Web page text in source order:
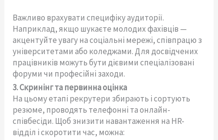
Важливо врахувати специфіку аудиторії.
Наприклад, якщо шукаєте молодих фахівців —
акцентуйте увагу на соціальні мережі, співпрацю з
університетами або коледжами. Для досвідчених
працівників можуть бути дієвими спеціалізовані
форуми чи професійні заходи.
3. Скринінг та первинна оцінка
На цьому етапі рекрутери збирають і сортують
резюме, проводять телефонні та онлайн-
співбесіди. Щоб знизити навантаження на HR-
відділ і скоротити час, можна: